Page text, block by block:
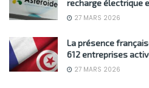
recharge électrique
27 MARS 2026
La présence
612 entreprises
27 MARS 2026